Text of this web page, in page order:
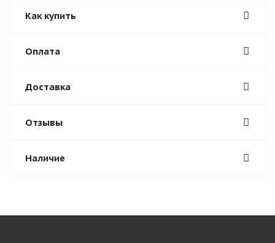
Как купить
Оплата
Доставка
Отзывы
Наличие